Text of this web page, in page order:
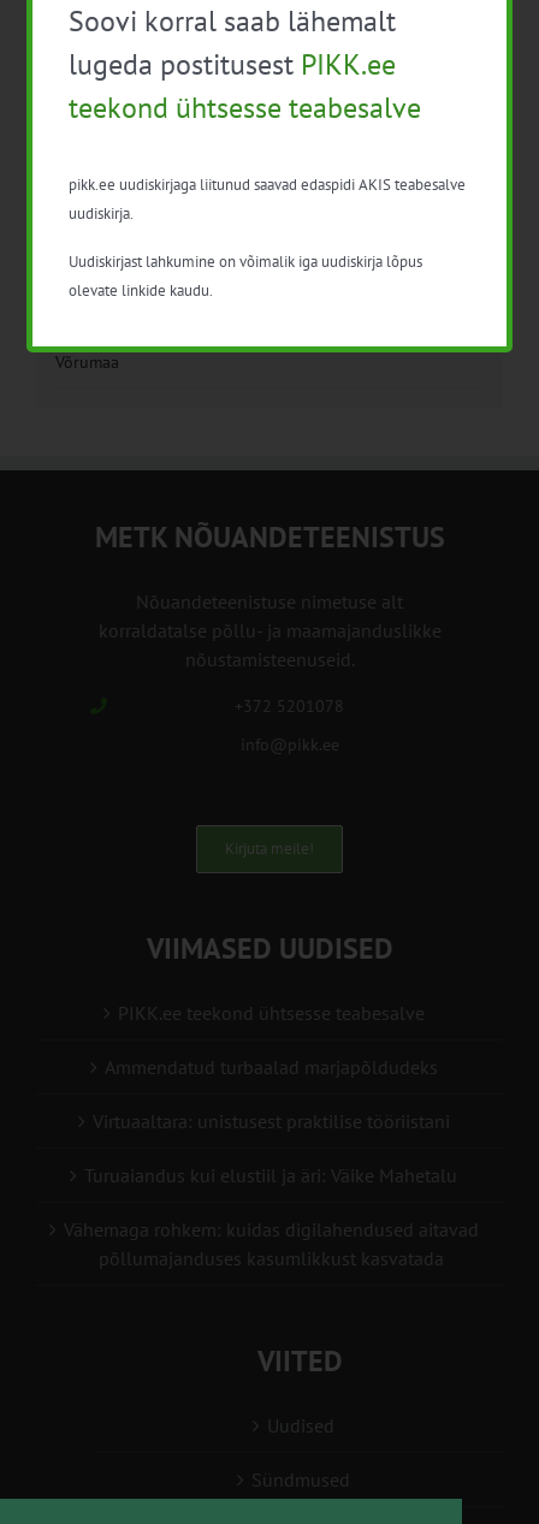
Detailid
Kuupäev:
9. juuli 2014
Loomakasvatus
Toimumiskoht
Võrumaa
METK NÕUANDETEENISTUS
Nõuandeteenistuse nimetuse alt
korraldatalse põllu- ja maamajanduslikke
nõustamisteenuseid.
+372 5201078
info@pikk.ee
Kirjuta meile!
VIIMASED UUDISED
PIKK.ee teekond ühtsesse teabesalve
Ammendatud turbaalad marjapõldudeks
Virtuaaltara: unistusest praktilise tööriistani
Turuaiandus kui elustiil ja äri: Väike Mahetalu
Vähemaga rohkem: kuidas digilahendused aitavad
põllumajanduses kasumlikkust kasvatada
VIITED
Uudised
Sündmused
Soovi korral saab lähemalt
lugeda postitusest PIKK.ee
teekond ühtsesse teabesalve
pikk.ee uudiskirjaga liitunud saavad edaspidi AKIS teabesalve
uudiskirja.
Uudiskirjast lahkumine on võimalik iga uudiskirja lõpus
olevate linkide kaudu.